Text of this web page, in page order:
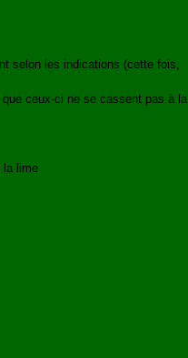
selon les indications (cette fois,
ceux-ci ne se cassent pas à la
la lime